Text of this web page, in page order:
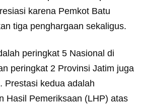
karena Pemkot Batu
tiga penghargaan sekaligus.
peringkat 5 Nasional di
peringkat 2 Provinsi Jatim juga
Prestasi kedua adalah
Hasil Pemeriksaan (LHP) atas